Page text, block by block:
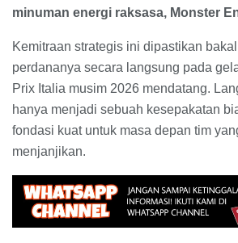
minuman energi raksasa, Monster
Kemitraan strategis ini dipastikan
perdananya secara langsung pada
Prix Italia musim 2026 mendatang.
hanya menjadi sebuah kesepakatan
fondasi kuat untuk masa depan tim
menjanjikan.